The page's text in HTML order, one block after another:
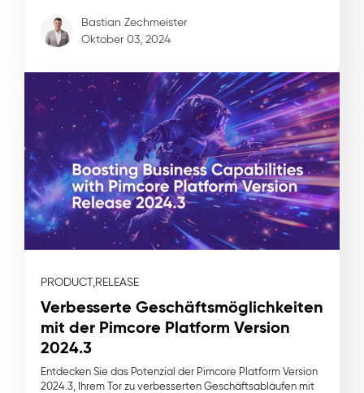
Bastian Zechmeister
Oktober 03, 2024
PRODUCT,RELEASE
Verbesserte Geschäftsmöglichkeiten
mit der Pimcore Platform Version
2024.3
Entdecken Sie das Potenzial der Pimcore Platform Version
2024.3, Ihrem Tor zu verbesserten Geschäftsabläufen mit